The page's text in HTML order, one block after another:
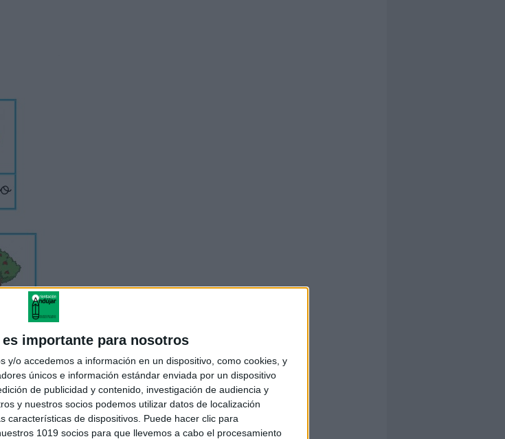
importante para nosotros
y/o accedemos a información en un dispositivo, como cookies, y
únicos e información estándar enviada por un dispositivo
de publicidad y contenido, investigación de audiencia y
y nuestros socios podemos utilizar datos de localización
características de dispositivos. Puede hacer clic para
1019 socios para que llevemos a cabo el procesamiento